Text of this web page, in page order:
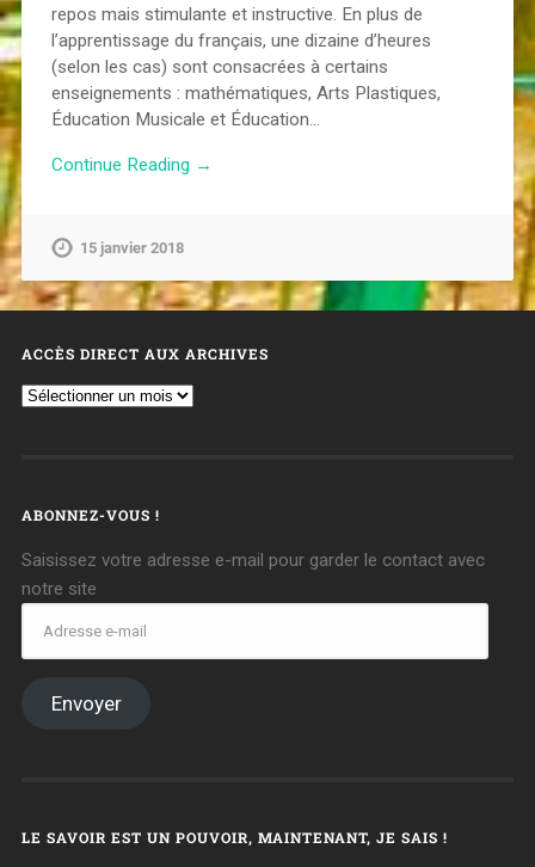
repos mais stimulante et instructive. En plus de
l’apprentissage du français, une dizaine d’heures
(selon les cas) sont consacrées à certains
enseignements : mathématiques, Arts Plastiques,
Éducation Musicale et Éducation…
Continue Reading →
15 janvier 2018
ACCÈS DIRECT AUX ARCHIVES
ABONNEZ-VOUS !
Saisissez votre adresse e-mail pour garder le contact avec
notre site
Envoyer
LE SAVOIR EST UN POUVOIR, MAINTENANT, JE SAIS !